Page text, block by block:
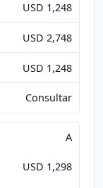
USD 1,248
USD 2,748
USD 1,248
Consultar
A
USD 1,298